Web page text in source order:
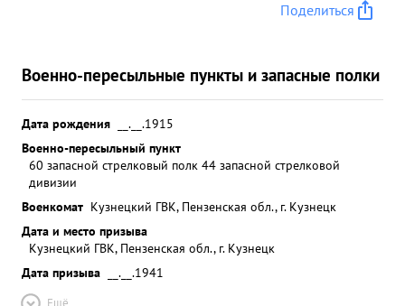
Поделиться
Военно-пересыльные пункты и запасные полки
Дата рождения
__.__.1915
Военно-пересыльный пункт
60 запасной стрелковый полк 44 запасной стрелковой
дивизии
Военкомат Кузнецкий ГВК, Пензенская обл., г. Кузнецк
Дата и место призыва
Кузнецкий ГВК, Пензенская обл., г. Кузнецк
Дата призыва
__.__.1941
Ещё